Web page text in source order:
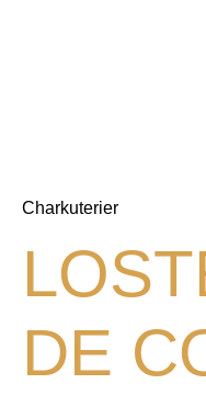
Charkuterier
DE